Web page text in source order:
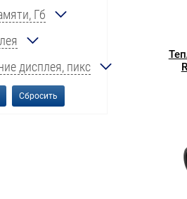
Гб
дисплея, пикс